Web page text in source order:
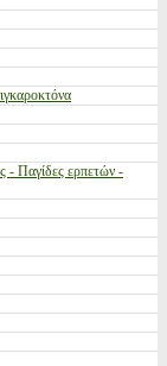
- Παγίδες ερπετών -